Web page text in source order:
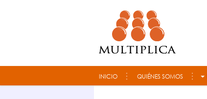
INICIO QUIÉNES SOMOS